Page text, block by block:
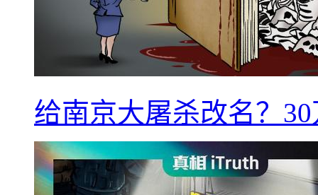
给南京大屠杀改名？